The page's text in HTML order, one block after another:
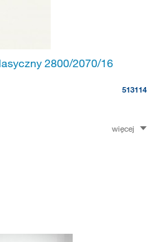
2800/2070/16
513114
więcej